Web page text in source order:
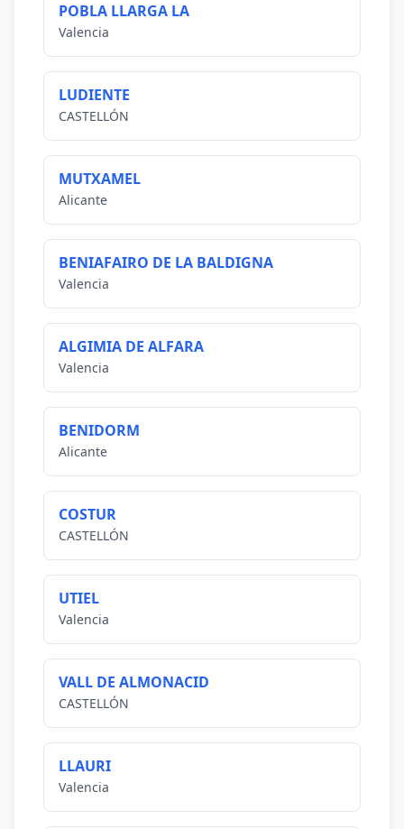
POBLA LLARGA LA
Valencia
LUDIENTE
CASTELLÓN
MUTXAMEL
Alicante
BENIAFAIRO DE LA BALDIGNA
Valencia
ALGIMIA DE ALFARA
Valencia
BENIDORM
Alicante
COSTUR
CASTELLÓN
UTIEL
Valencia
VALL DE ALMONACID
CASTELLÓN
LLAURI
Valencia